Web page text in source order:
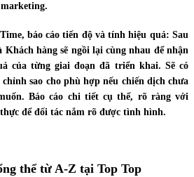
báo cáo tiến độ và tính hiệu quả: Sau
Khách hàng sẽ ngồi lại cùng nhau để nhận
của từng giai đoạn đã triển khai. Sẽ có
sao cho phù hợp nếu chiến dịch chưa
Báo cáo chi tiết cụ thể, rõ ràng với
để đối tác nắm rõ được tình hình.
thể từ A-Z tại Top Top